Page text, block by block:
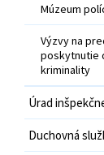
Múzeum
Výzvy na
poskytnutie
kriminality
Úrad
Duchovná